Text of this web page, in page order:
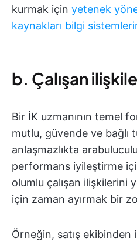
kurmak için yetenek
kaynakları bilgi
b. Çalışan
Bir İK uzmanının temel
mutlu, güvende ve bağlı
anlaşmazlıkta
performans iyileştirme
olumlu çalışan ilişkilerini
için zaman ayırmak bir
Örneğin, satış ekibinden